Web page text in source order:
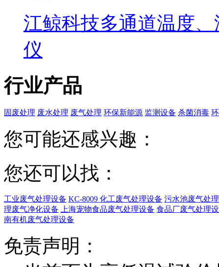
江鲸科技多通道温度
仪
行业产品
固废处理 废水处理 废气处理 环保新能源 监测设备 杀菌消毒
您可能还感兴趣：
您还可以找：
工业废气处理设备 KC-8009 化工废气处理设备 污水池废气处
理废气净化设备
上海宠物食品废气处理设备 食品厂废气处理
南有机废气处理设备
免责声明：